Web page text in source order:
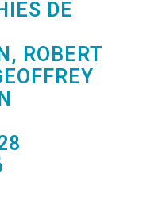
DE
ROBERT